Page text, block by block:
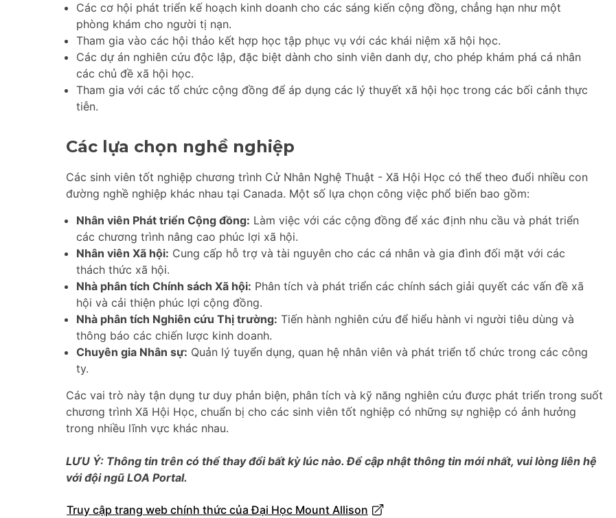
Các cơ hội phát triển kế hoạch kinh doanh cho các sáng kiến cộng đồng, chẳng hạn như một
phòng khám cho người tị nạn.
Tham gia vào các hội thảo kết hợp học tập phục vụ với các khái niệm xã hội học.
Các dự án nghiên cứu độc lập, đặc biệt dành cho sinh viên danh dự, cho phép khám phá cá nhân
các chủ đề xã hội học.
Tham gia với các tổ chức cộng đồng để áp dụng các lý thuyết xã hội học trong các bối cảnh thực
tiễn.
Các lựa chọn nghề nghiệp
Các sinh viên tốt nghiệp chương trình Cử Nhân Nghệ Thuật - Xã Hội Học có thể theo đuổi nhiều con
đường nghề nghiệp khác nhau tại Canada. Một số lựa chọn công việc phổ biến bao gồm:
Nhân viên Phát triển Cộng đồng: Làm việc với các cộng đồng để xác định nhu cầu và phát triển
các chương trình nâng cao phúc lợi xã hội.
Nhân viên Xã hội: Cung cấp hỗ trợ và tài nguyên cho các cá nhân và gia đình đối mặt với các
thách thức xã hội.
Nhà phân tích Chính sách Xã hội: Phân tích và phát triển các chính sách giải quyết các vấn đề xã
hội và cải thiện phúc lợi cộng đồng.
Nhà phân tích Nghiên cứu Thị trường: Tiến hành nghiên cứu để hiểu hành vi người tiêu dùng và
thông báo các chiến lược kinh doanh.
Chuyên gia Nhân sự: Quản lý tuyển dụng, quan hệ nhân viên và phát triển tổ chức trong các công
ty.
Các vai trò này tận dụng tư duy phản biện, phân tích và kỹ năng nghiên cứu được phát triển trong suốt
chương trình Xã Hội Học, chuẩn bị cho các sinh viên tốt nghiệp có những sự nghiệp có ảnh hưởng
trong nhiều lĩnh vực khác nhau.
LƯU Ý: Thông tin trên có thể thay đổi bất kỳ lúc nào. Để cập nhật thông tin mới nhất, vui lòng liên hệ
với đội ngũ LOA Portal.
Truy cập trang web chính thức của Đại Học Mount Allison